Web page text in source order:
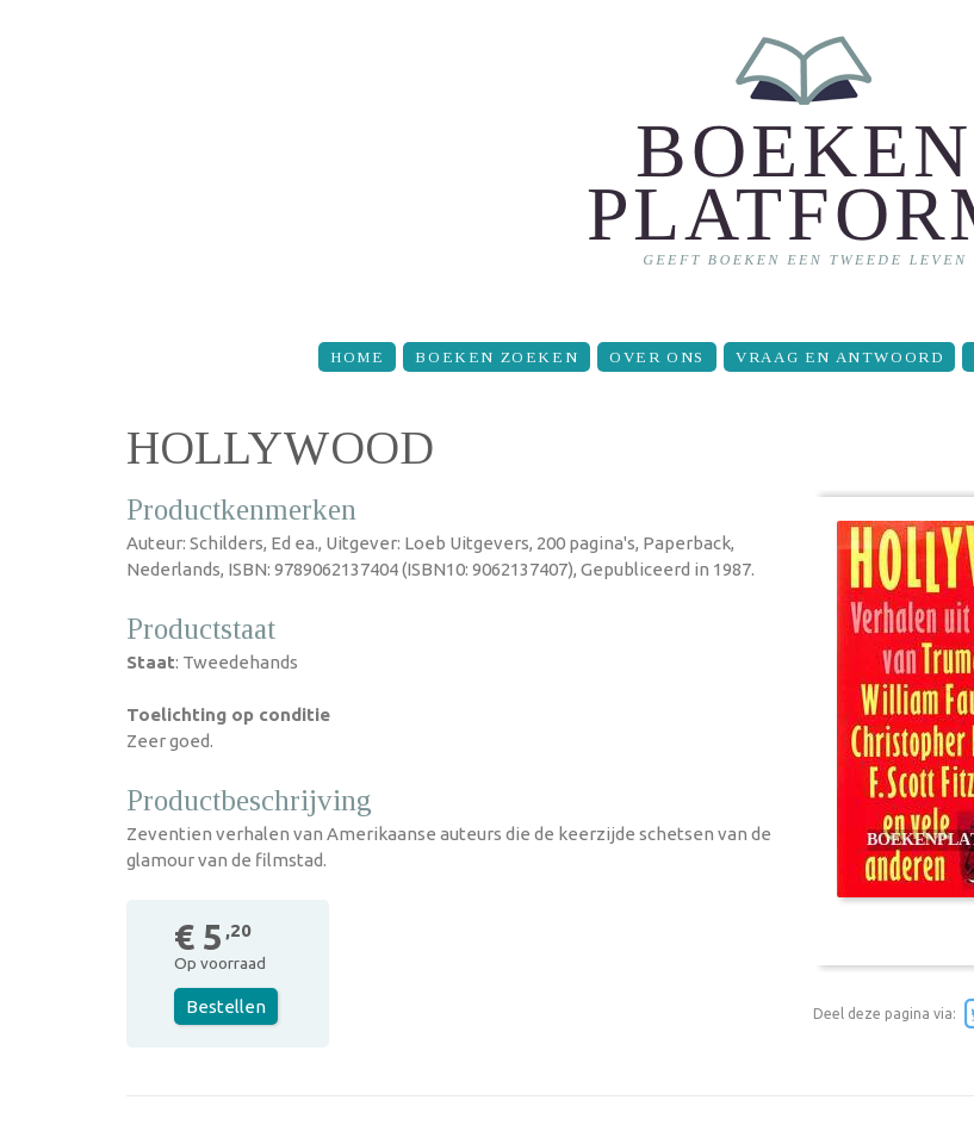
HOME BOEKEN ZOEKEN OVER ONS VRAAG EN ANTWOORD
HOLLYWOOD
Productkenmerken
Auteur: Schilders, Ed ea., Uitgever: Loeb Uitgevers, 200 pagina's, Paperback,
Nederlands, ISBN: 9789062137404 (ISBN10: 9062137407), Gepubliceerd in 1987.
Productstaat
Staat: Tweedehands
Toelichting op conditie
Zeer goed.
Productbeschrijving
Zeventien verhalen van Amerikaanse auteurs die de keerzijde schetsen van de
glamour van de filmstad.
€ 5 ,20
Op voorraad
Bestellen Deel deze pagina via: